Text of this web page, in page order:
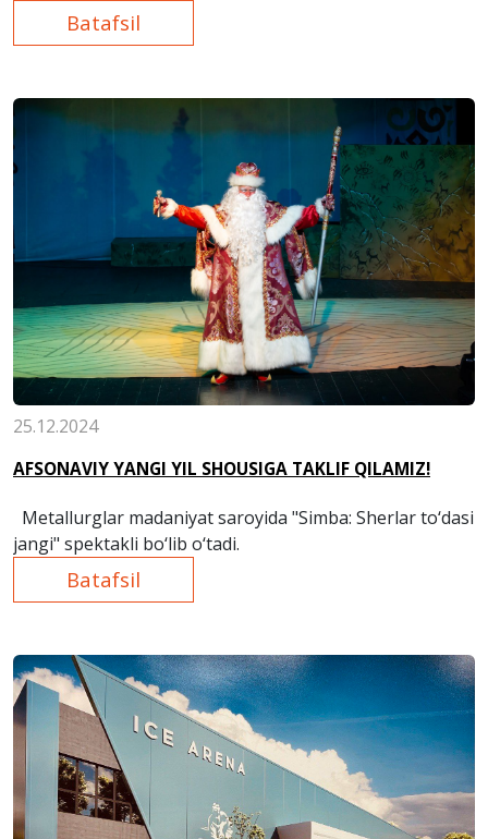
Batafsil
25.12.2024
AFSONAVIY YANGI YIL SHOUSIGA TAKLIF QILAMIZ!
Metallurglar madaniyat saroyida "Simba: Sherlar to‘dasi
jangi" spektakli bo‘lib o‘tadi.
Batafsil